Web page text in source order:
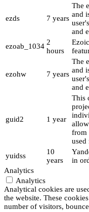
ezds 7 years
The
and
and
ezoab_1034 2
hours
ezohw 7 years
The
and
and
guid2 1 year
This
from
used
yuidss
10
years
in
Analytics
Analytics
Analytical cookies are
the website. These
number of visitors,